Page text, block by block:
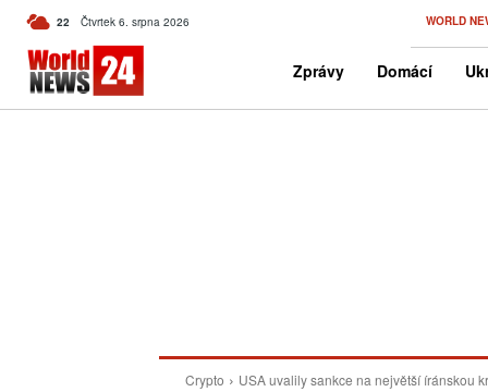
22 C Czech
Čtvrtek 6. srpna 2026 WORLD
Zprávy Domácí
Crypto USA uvalily sankce na největší íránskou